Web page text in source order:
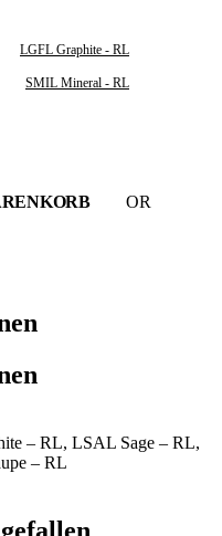
ist:
LGFL Graphite - RL
SMIL Mineral - RL
OR
– RL, LSAL Sage – RL,
– RL